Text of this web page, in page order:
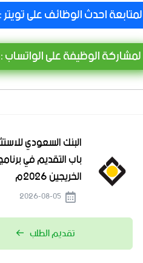
لمتابعة احدث الوظائف على
لمشاركة الوظيفة على
البنك السعودي
باب التقديم في
الخريجين 2026م
تقديم الطلب